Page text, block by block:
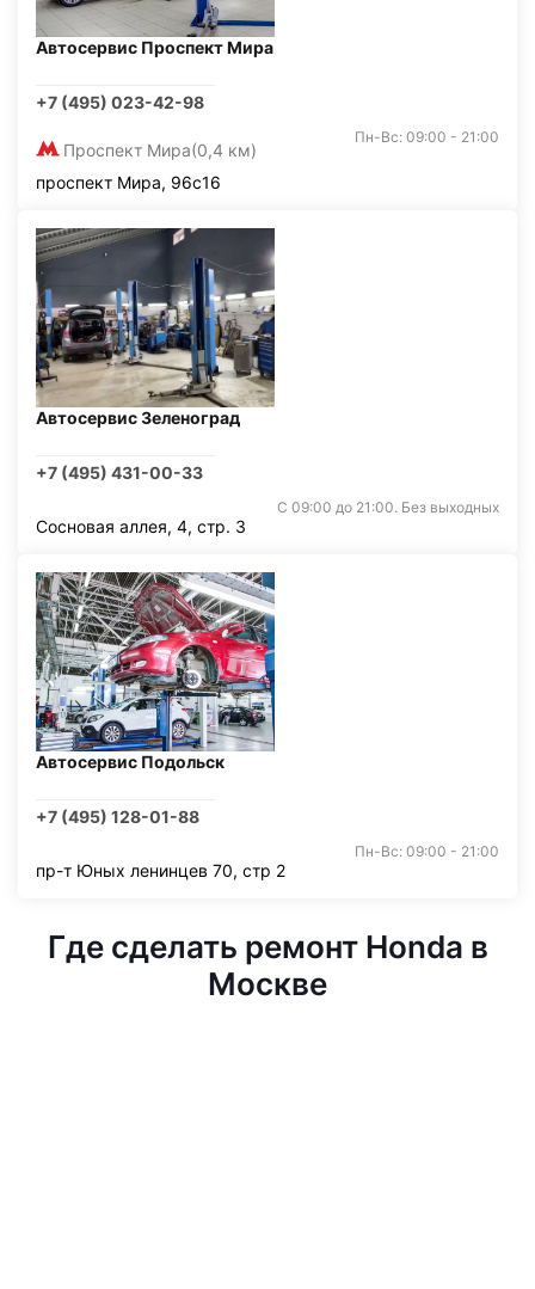
Автосервис Проспект Мира
+7 (495) 023-42-98
Проспект Мира(0,4 км)
Пн-Вс: 09:00 - 21:00
проспект Мира, 96с16
Автосервис Зеленоград
+7 (495) 431-00-33
С 09:00 до 21:00. Без выходных
Сосновая аллея, 4, стр. 3
Автосервис Подольск
+7 (495) 128-01-88
Пн-Вс: 09:00 - 21:00
пр-т Юных ленинцев 70, стр 2
Где сделать ремонт Honda в
Москве